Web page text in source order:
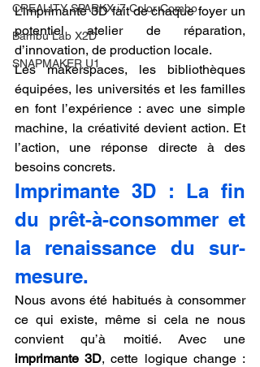
CREALITY SPARKX i7 Color Combo
Bambu Lab X2D
SNAPMAKER U1
L’imprimante 3D fait de chaque foyer un
potentiel atelier de réparation,
d’innovation, de production locale.
Les makerspaces, les bibliothèques
équipées, les universités et les familles
en font l’expérience : avec une simple
machine, la créativité devient action. Et
l’action, une réponse directe à des
besoins concrets.
Imprimante 3D : La fin
du prêt-à-consommer et
la renaissance du sur-
mesure.
Nous avons été habitués à consommer
ce qui existe, même si cela ne nous
imprimante 3D, cette logique change :